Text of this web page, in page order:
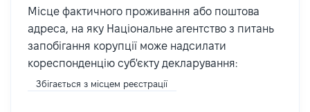
Місце фактичного проживання або поштова
адреса, на яку Національне агентство з питань
запобігання корупції може надсилати
кореспонденцію суб'єкту декларування:
Збігається з місцем реєстрації